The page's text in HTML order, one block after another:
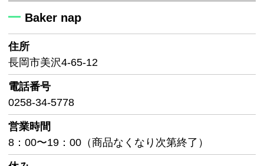
Baker nap
住所
長岡市美沢4-65-12
電話番号
0258-34-5778
営業時間
8：00〜19：00（商品なくなり次第終了）